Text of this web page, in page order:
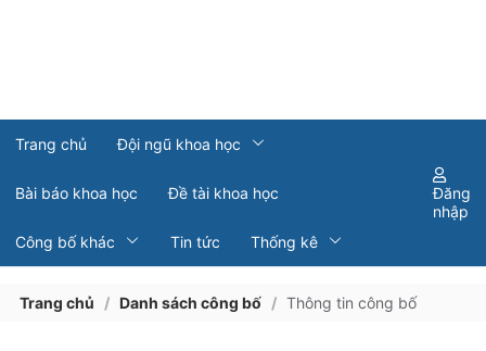
Trang chủ Đội ngũ khoa học
Bài báo khoa học Đề tài khoa học
Công bố khác Tin tức Thống kê
Đăng
nhập
Trang chủ / Danh sách công bố / Thông tin công bố